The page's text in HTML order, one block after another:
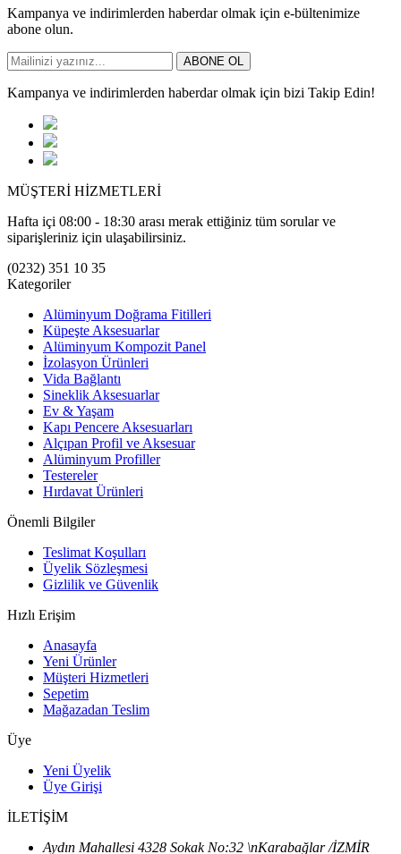
Kampanya ve indirimlerden haberdar olmak için e-bültenimize
abone olun.
ABONE OL
Kampanya ve indirimlerden haberdar olmak için bizi Takip Edin!
MÜŞTERİ HİZMETLERİ
Hafta içi 08:00 - 18:30 arası merak ettiğiniz tüm sorular ve
siparişleriniz için ulaşabilirsiniz.
(0232) 351 10 35
Kategoriler
Alüminyum Doğrama Fitilleri
Küpeşte Aksesuarlar
Alüminyum Kompozit Panel
İzolasyon Ürünleri
Vida Bağlantı
Sineklik Aksesuarlar
Ev & Yaşam
Kapı Pencere Aksesuarları
Alçıpan Profil ve Aksesuar
Alüminyum Profiller
Testereler
Hırdavat Ürünleri
Önemli Bilgiler
Teslimat Koşulları
Üyelik Sözleşmesi
Gizlilik ve Güvenlik
Hızlı Erişim
Anasayfa
Yeni Ürünler
Müşteri Hizmetleri
Sepetim
Mağazadan Teslim
Üye
Yeni Üyelik
Üye Girişi
İLETİŞİM
Aydın Mahallesi 4328 Sokak No:32 \nKarabağlar /İZMİR